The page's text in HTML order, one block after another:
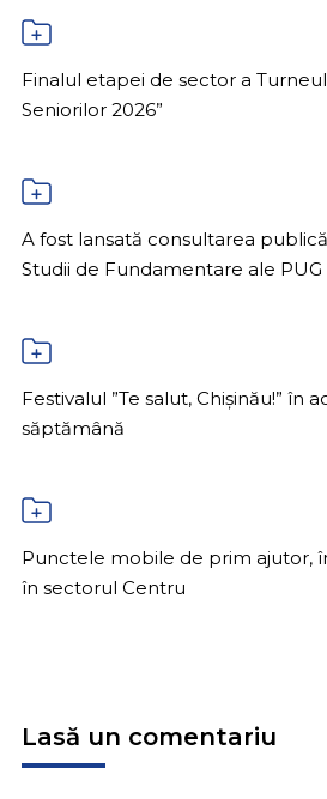
Finalul etapei de sector a
Seniorilor 2026”
A fost lansată consultarea
Studii de Fundamentare ale PUG
Festivalul ”Te salut, Chișinău!” în
săptămână
Punctele mobile de prim ajutor,
în sectorul Centru
Lasă un comentariu